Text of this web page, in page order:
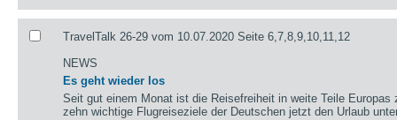
TravelTalk 26-29 vom 10.07.2020 Seite 6,7,8,9,10,11,12
NEWS
Es geht wieder los
Seit gut einem Monat ist die Reisefreiheit in weite Teile
zehn wichtige Flugreiseziele der Deutschen jetzt den Urlaub